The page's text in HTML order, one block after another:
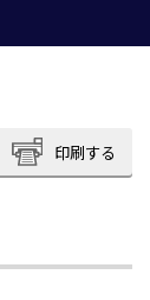
印刷する